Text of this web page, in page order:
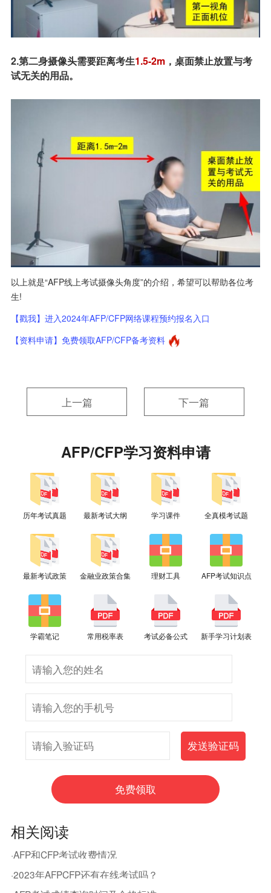
2.第二身摄像头需要距离考生1.5-2m，桌面禁止放置与考
试无关的用品。
以上就是“AFP线上考试摄像头角度”的介绍，希望可以帮助各位考
生!
【戳我】进入2024年AFP/CFP网络课程预约报名入口
【资料申请】免费领取AFP/CFP备考资料
上一篇 下一篇
AFP/CFP学习资料申请
历年考试真题 最新考试大纲 学习课件 全真模考试题
最新考试政策 金融业政策合集 理财工具 AFP考试知识点
学霸笔记 常用税率表 考试必备公式 新手学习计划表
相关阅读
·AFP和CFP考试收费情况
·2023年AFPCFP还有在线考试吗？